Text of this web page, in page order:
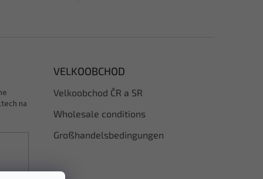
na
VELKOOBCHOD
Velkoobchod ČR a SR
Wholesale conditions
Großhandelsbedingungen